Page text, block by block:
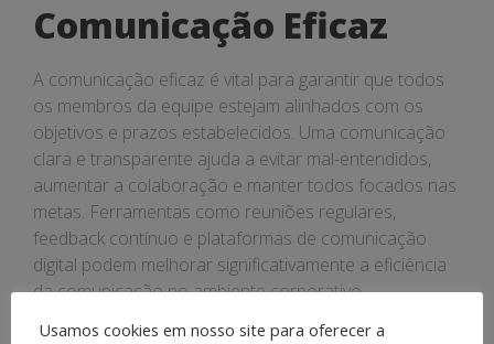
Comunicação Eficaz
A comunicação eficaz é vital para garantir que todos
os membros da equipe estejam alinhados com os
objetivos e prazos estabelecidos. Uma comunicação
clara e transparente ajuda a evitar mal-entendidos,
aumentar a colaboração e manter todos focados nas
metas. Ferramentas como reuniões regulares,
feedback contínuo e plataformas de comunicação
digital podem melhorar significativamente a eficiência
da comunicação no ambiente corporativo.
Usamos cookies em nosso site para oferecer a